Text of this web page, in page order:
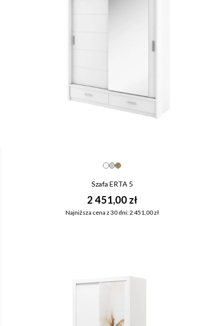
Szafa ERTA 5
2 451,00 zł
Najniższa cena z 30 dni: 2 451,00 zł